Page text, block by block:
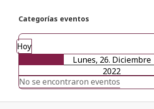
Categorías eventos
Hoy
Lunes, 26. Diciembre
2022
No se encontraron eventos